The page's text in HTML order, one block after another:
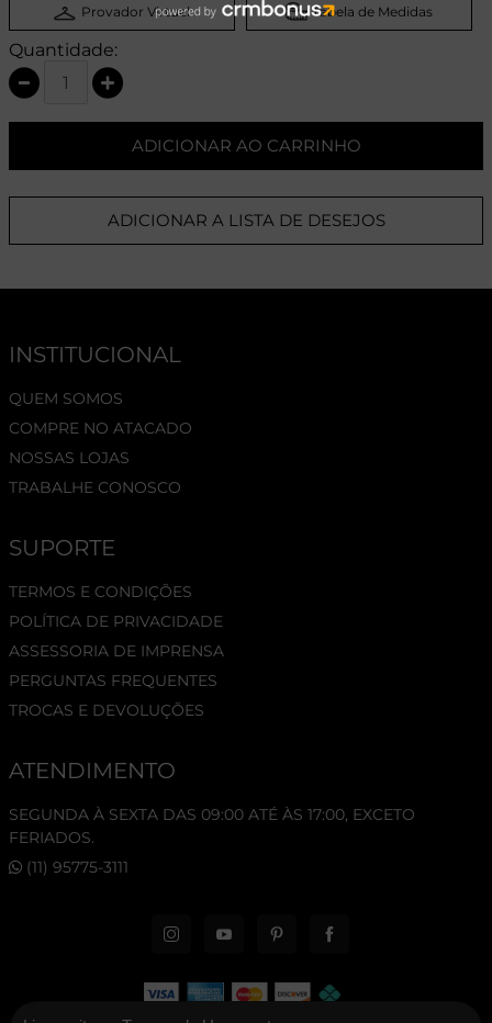
Provador Virtual Tabela de Medidas
Quantidade:
ADICIONAR AO CARRINHO
ADICIONAR A LISTA DE DESEJOS
INSTITUCIONAL
QUEM SOMOS
COMPRE NO ATACADO
NOSSAS LOJAS
TRABALHE CONOSCO
SUPORTE
TERMOS E CONDIÇÕES
POLÍTICA DE PRIVACIDADE
ASSESSORIA DE IMPRENSA
PERGUNTAS FREQUENTES
TROCAS E DEVOLUÇÕES
ATENDIMENTO
SEGUNDA À SEXTA DAS 09:00 ATÉ ÀS 17:00, EXCETO
FERIADOS.
(11) 95775-3111